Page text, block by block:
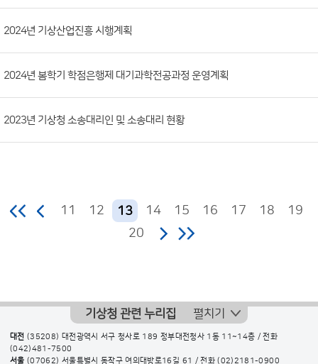
2024년 기상산업진흥 시행계획
2024년 봄학기 학점은행제 대기과학전공과정 운영계획
2023년 기상청 소송대리인 및 소송대리 현황
11 12 13 14 15 16 17 18
19
20
기상청 관련 누리집 펼치기
대전 (35208) 대전광역시 서구 청사로 189 정부대전청사 1동 11~14층 / 전화
(042)481-7500
서울 (07062) 서울특별시 동작구 여의대방로16길 61 / 전화(02)2181-0900